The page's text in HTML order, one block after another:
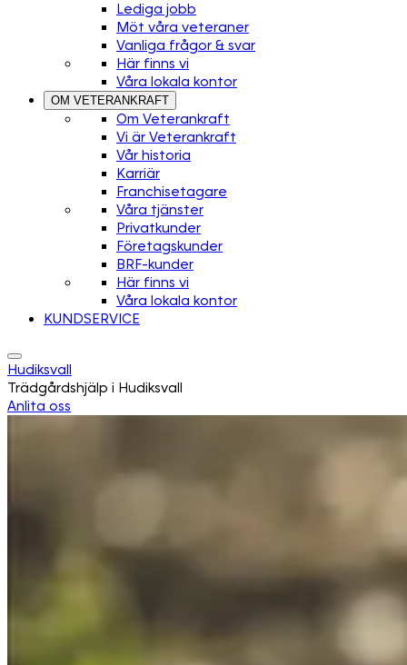
Lediga jobb
Möt våra veteraner
Vanliga frågor & svar
Här finns vi
Våra lokala kontor
OM VETERANKRAFT
Om Veterankraft
Vi är Veterankraft
Vår historia
Karriär
Franchisetagare
Våra tjänster
Privatkunder
Företagskunder
BRF-kunder
Här finns vi
Våra lokala kontor
KUNDSERVICE
Hudiksvall
Trädgårdshjälp i Hudiksvall
Anlita oss